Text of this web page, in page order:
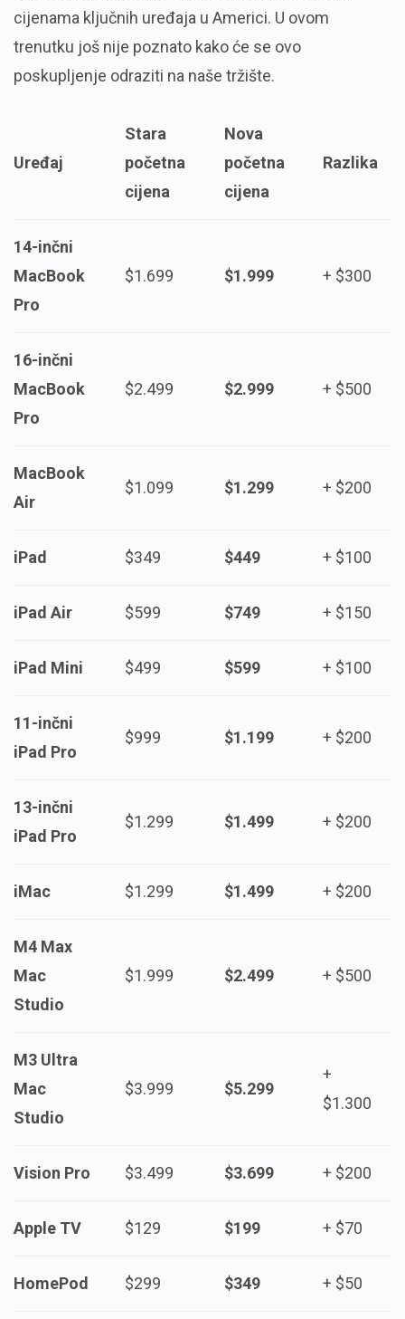
cijenama ključnih uređaja u Americi. U ovom
trenutku još nije poznato kako će se ovo
poskupljenje odraziti na naše tržište.
Uređaj
Stara
početna
cijena
Nova
početna
cijena
Razlika
14-inčni
MacBook
Pro
$1.699 $1.999 + $300
16-inčni
MacBook
Pro
$2.499 $2.999 + $500
MacBook
Air
$1.099 $1.299 + $200
iPad $349 $449 + $100
iPad Air $599 $749 + $150
iPad Mini $499 $599 + $100
11-inčni
iPad Pro
$999 $1.199 + $200
13-inčni
iPad Pro
$1.299 $1.499 + $200
iMac $1.299 $1.499 + $200
M4 Max
Mac
Studio
$1.999 $2.499 + $500
M3 Ultra
Mac
Studio
$3.999 $5.299
+
$1.300
Vision Pro $3.499 $3.699 + $200
Apple TV $129 $199 + $70
HomePod $299 $349 + $50